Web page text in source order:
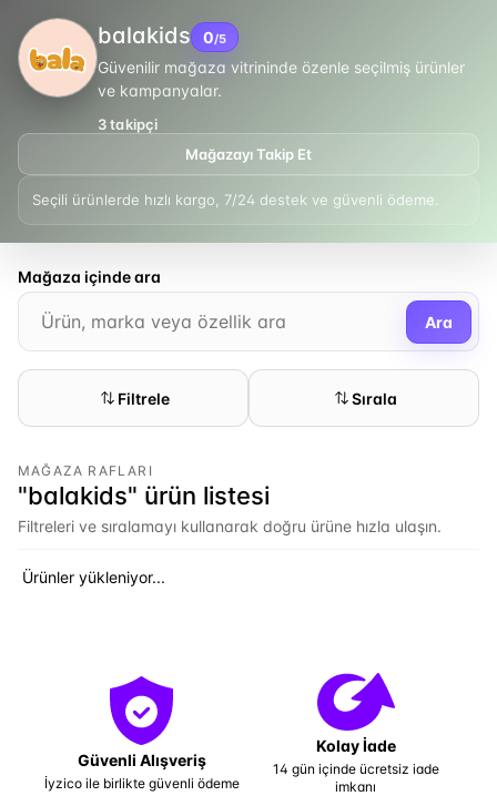
balakids 0/5
Güvenilir mağaza vitrininde özenle seçilmiş ürünler
ve kampanyalar.
3takipçi
Mağazayı Takip Et
Seçili ürünlerde hızlı kargo, 7/24 destek ve güvenli ödeme.
Mağaza içinde ara
Ara
Filtrele Sırala
MAĞAZA RAFLARI
"balakids" ürün listesi
Filtreleri ve sıralamayı kullanarak doğru ürüne hızla ulaşın.
Ürünler yükleniyor...
Güvenli Alışveriş
İyzico ile birlikte güvenli ödeme
Kolay İade
14 gün içinde ücretsiz iade
imkanı